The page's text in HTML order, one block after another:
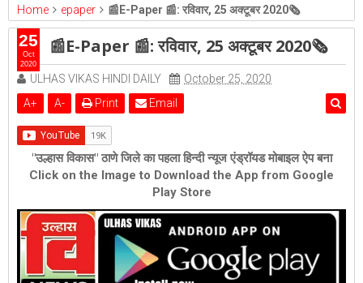
Home epaper 📰E-Paper 📰: रविवार, 25 अक्टूबर 2020🗞
📰E-Paper 📰: रविवार, 25 अक्टूबर 2020🗞
ULHAS VIKAS HINDI DAILY
October 25, 2020
A+ A- Print Email
"उल्हास विकास" ठाणे जिले का पहला हिन्दी न्यूज एंड्रॉयड मोबाइल ऐप बना
Click on the Image to Download the App from Google
Play Store
25
Oct
2020